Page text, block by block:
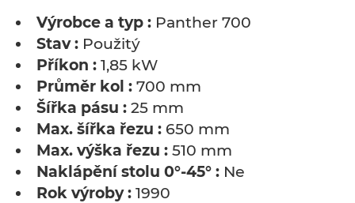
Výrobce a typ : Panther 700
Stav : Použitý
Příkon : 1,85 kW
Průměr kol : 700 mm
Šířka pásu : 25 mm
Max. šířka řezu : 650 mm
Max. výška řezu : 510 mm
Naklápění stolu 0°-45° : Ne
Rok výroby : 1990